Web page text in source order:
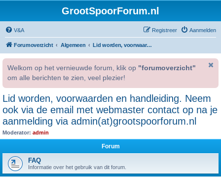
GrootSpoorForum.nl
V&A Aanmelden
Registreer
Forumoverzicht Algemeen Lid worden, voorwaarden en handleiding. Neem ook via de email met webmaster contact op na je aanmelding via admin(at)grootspoorforum.nl
Welkom op het vernieuwde forum, klik op "forumoverzicht"
om alle berichten te zien, veel plezier!
Lid worden, voorwaarden en handleiding. Neem
ook via de email met webmaster contact op na je
aanmelding via admin(at)grootspoorforum.nl
Moderator: admin
Forum
FAQ
Informatie over het gebruik van dit forum.